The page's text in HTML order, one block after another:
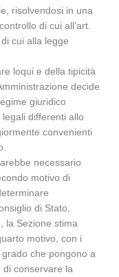
risolvendosi in una
di cui all’art.
cui alla legge
loqui e della tipicità
decide
giuridico
differenti allo
convenienti
necessario
motivo di
di Stato,
la Sezione stima
motivo, con i
che pongono a
di conservare la